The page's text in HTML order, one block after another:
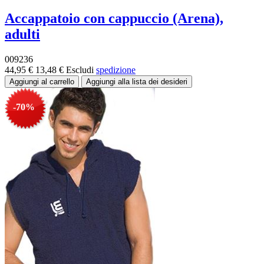
Accappatoio con cappuccio (Arena),
adulti
009236
44,95 € 13,48 € Escludi spedizione
-70%